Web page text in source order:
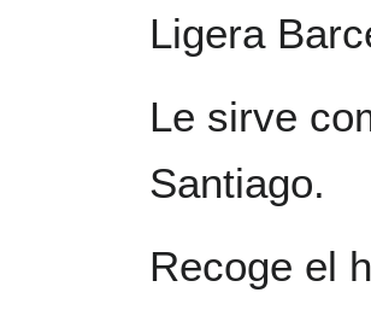
Ligera
Le sirve
Santiago.
Recoge el